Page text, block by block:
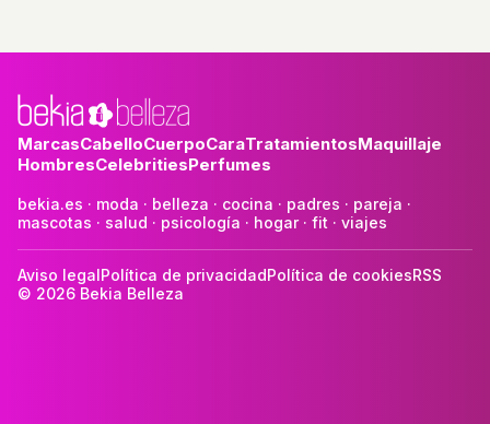
MarcasCabelloCuerpoCaraTratamientosMaquillaje
HombresCelebritiesPerfumes
bekia.es · moda · belleza · cocina · padres · pareja ·
mascotas · salud · psicología · hogar· fit · viajes
Aviso legalPolítica de privacidadPolítica de cookiesRSS
© 2026 Bekia Belleza